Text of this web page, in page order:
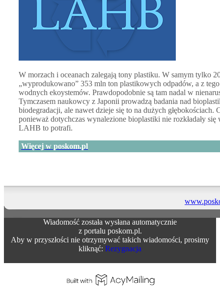
W morzach i oceanach zalegają tony plastiku. W samym tylko
„wyprodukowano” 353 mln ton plastikowych odpadów, a z
wodnych ekoystemów. Prawdopodobnie są tam nadal w
Tymczasem naukowcy z Japonii prowadzą badania nad
biodegradacji, ale nawet dzieje się to na dużych głębokościach.
ponieważ dotychczas wynalezione bioplastiki nie rozkładały
LAHB to potrafi.
Więcej w poskom.pl
Wiadomość została wysłana automatycznie
z portalu poskom.pl.
Aby w przyszłości nie otrzymywać takich wiadomości, prosimy
kliknąć: Rezygnacja